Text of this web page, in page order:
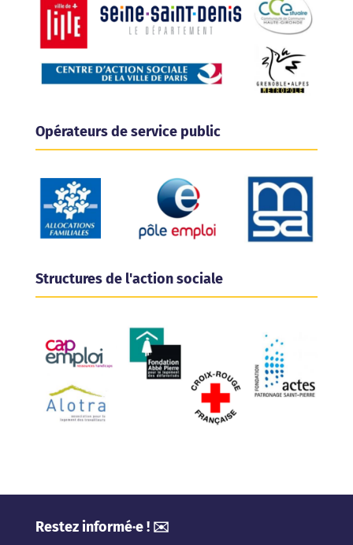
Opérateurs de service public
Structures de l'action sociale
Restez informé·e ! ✉️